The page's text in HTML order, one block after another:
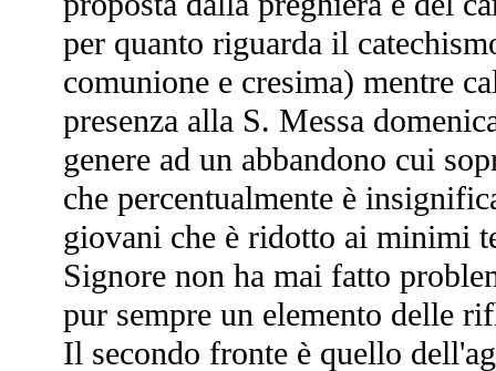
per quanto riguarda il
comunione e cresima) mentre
presenza alla S. Messa
genere ad un abbandono cui
che percentualmente è
giovani che è ridotto ai minimi
Signore non ha mai fatto
pur sempre un elemento delle
Il secondo fronte è quello